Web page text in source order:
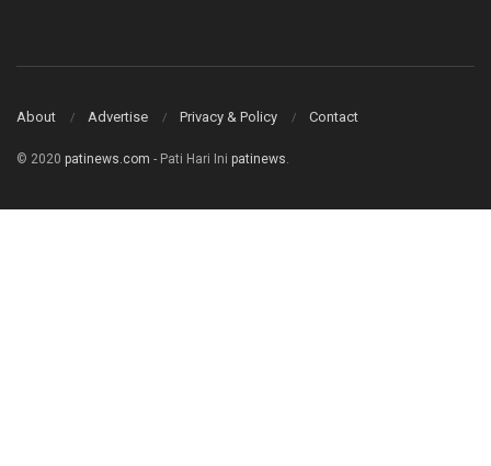
About Advertise Privacy & Policy Contact
© 2020 patinews.com - Pati Hari Ini patinews